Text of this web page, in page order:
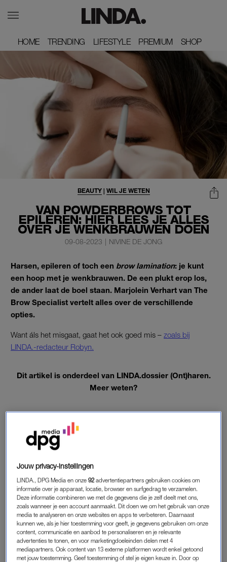
HOME
HOME TRENDING
TRENDING LIFESTYLE
LIFESTYLE PREMIUM
PREMIUM SHOP
SHOP
VAN POWDERBROWS TOT
EPILEREN: HIER LEES JE ALLES
OVER JE WENKBRAUWEN DOEN
BEAUTY| WIL JE WETEN
09-08-2023 | NIVINE DE JONG
Harsen, epileren of toch een brow lamination: je kunt
een hoop met je wenkbrauwen. De een plukt erop los,
de ander laat de boel staan. Marjolein Verhart van The
Brow Specialist vertelt alles over de verschillende
opties.
Want áls het misgaat, gaat het ook goed mis – zoals bij
LINDA.-redacteur Robyn.
Dit artikel is onderdeel van LINDA.dossier (Ont)haren.
Meer weten?
DOSSIER: (ONT)HAREN
EPILEREN EN WAXEN
Allereerst vertelt Marjolein over epileren. Thuis doen mensen
dit nog vaak met een pincet, maar bij schoonheidsspecialisten
gebeurt dit nog zelden. Inefficiënt, zo haartje voor haartje
plukken, vindt Marjolein. “Wij doen het met wax”, vertelt ze.
“Dan kun je in een keer meerdere haartjes weghalen. Bij ons is
het waxen pijnloos. Dat komt door de techniek en de wax die
we gebruiken. Erna maken we het wel strak met een pincet.”
Jouw privacy-instellingen
LINDA., DPG Media en onze92 advertentiepartners gebruiken cookies om
informatie over je apparaat, locatie, browser en surfgedrag te verzamelen.
Deze informatie combineren we met de gegevens die je zelf deelt met ons,
zoals wanneer je een account aanmaakt. Dit doen we om het gebruik van onze
media te analyseren en onze websites en apps te verbeteren. Daarnaast
kunnen we, als je hier toestemming voor geeft, je gegevens gebruiken om onze
content, communicatie en aanbod te personaliseren en je relevante
advertenties te tonen, en voor marketingdoeleinden delen met 4
mediapartners. Ook content van 13 externe platformen wordt enkel getoond
met jouw toestemming. Geef toestemming of stel je eigen keuze in. Door op